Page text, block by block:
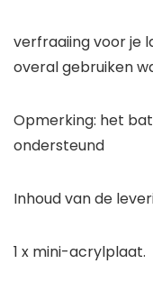
verfraaiing voor je
overal gebruiken
Opmerking: het
ondersteund
Inhoud van de
1 x mini-acrylplaat.